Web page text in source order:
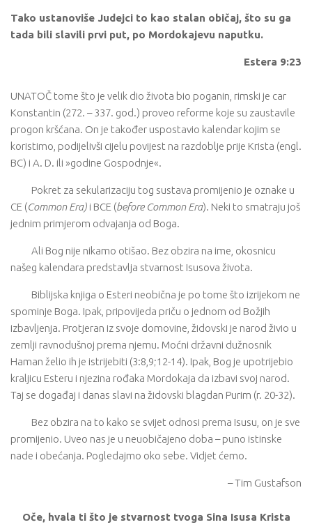
Tako ustanoviše Judejci to kao stalan običaj, što su ga
tada bili slavili prvi put, po Mordokajevu naputku.
Estera 9:23
UNATOČ tome što je velik dio života bio poganin, rimski je car
Konstantin (272. – 337. god.) proveo reforme koje su zaustavile
progon kršćana. On je također uspostavio kalendar kojim se
koristimo, podijelivši cijelu povijest na razdoblje prije Krista (engl.
BC) i A. D. ili »godine Gospodnje«.
Pokret za sekularizaciju tog sustava promijenio je oznake u
CE (Common Era) i BCE (before Common Era). Neki to smatraju još
jednim primjerom odvajanja od Boga.
Ali Bog nije nikamo otišao. Bez obzira na ime, okosnicu
našeg kalendara predstavlja stvarnost Isusova života.
Biblijska knjiga o Esteri neobična je po tome što izrijekom ne
spominje Boga. Ipak, pripovijeda priču o jednom od Božjih
izbavljenja. Protjeran iz svoje domovine, židovski je narod živio u
zemlji ravnodušnoj prema njemu. Moćni državni dužnosnik
Haman želio ih je istrijebiti (3:8,9;12-14). Ipak, Bog je upotrijebio
kraljicu Esteru i njezina rođaka Mordokaja da izbavi svoj narod.
Taj se događaj i danas slavi na židovski blagdan Purim (r. 20-32).
Bez obzira na to kako se svijet odnosi prema Isusu, on je sve
promijenio. Uveo nas je u neuobičajeno doba – puno istinske
nade i obećanja. Pogledajmo oko sebe. Vidjet ćemo.
– Tim Gustafson
Oče, hvala ti što je stvarnost tvoga Sina Isusa Krista